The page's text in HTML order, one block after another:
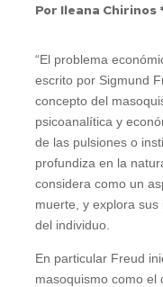
Por Ileana Chirinos
“El problema
escrito por Sigmund
concepto del
psicoanalítica y
de las pulsiones o
profundiza en la
considera como un
muerte, y explora
del individuo.
En particular Freud
masoquismo como el